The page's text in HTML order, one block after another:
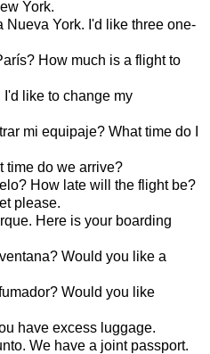
York.
York. I'd like three one-
How much is a flight to
like to change my
mi equipaje? What time do I
time do we arrive?
How late will the flight be?
please.
Here is your boarding
Would you like a
Would you like
have excess luggage.
We have a joint passport.